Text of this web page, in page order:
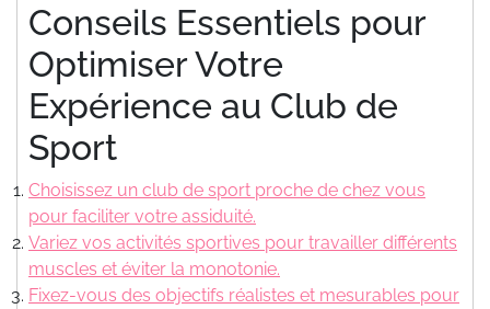
Conseils Essentiels pour
Optimiser Votre
Expérience au Club de
Sport
Choisissez un club de sport proche de chez vous
pour faciliter votre assiduité.
Variez vos activités sportives pour travailler différents
muscles et éviter la monotonie.
Fixez-vous des objectifs réalistes et mesurables pour